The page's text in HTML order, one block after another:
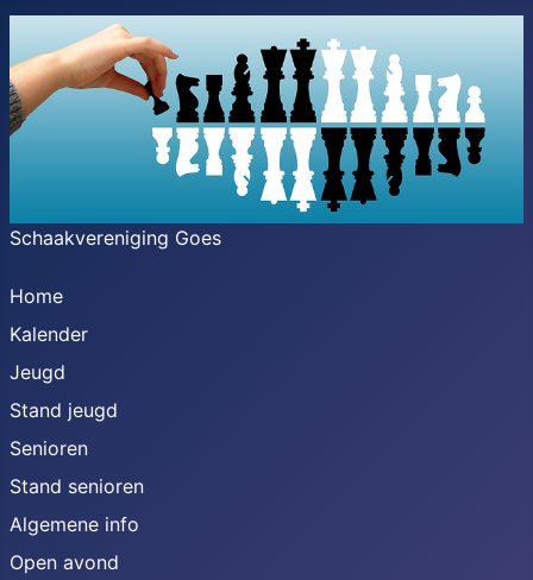
Schaakvereniging Goes
Home
Kalender
Jeugd
Stand jeugd
Senioren
Stand senioren
Algemene info
Open avond